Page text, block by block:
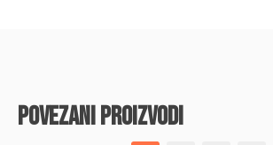
povezani proizvodi